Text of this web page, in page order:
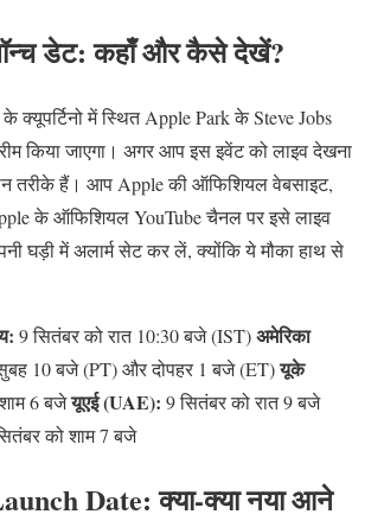
डेट: कहाँ और कैसे देखें?
के क्यूपर्टिनो में स्थित Apple Park के Steve Jobs
किया जाएगा। अगर आप इस इवेंट को लाइव देखना
तरीके हैं। आप Apple की ऑफिशियल वेबसाइट,
के ऑफिशियल YouTube चैनल पर इसे लाइव
घड़ी में अलार्म सेट कर लें, क्योंकि ये मौका हाथ से
9 सितंबर को रात 10:30 बजे (IST)अमेरिका
10 बजे (PT) और दोपहर 1 बजे (ET)यूके
6 बजेयूएई (UAE): 9 सितंबर को रात 9 बजे
को शाम 7 बजे
Date: क्या-क्या नया आने